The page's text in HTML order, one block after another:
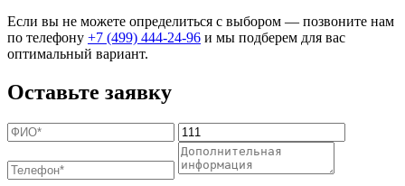
Если вы не можете определиться с выбором — позвоните нам
по телефону +7 (499) 444-24-96 и мы подберем для вас
оптимальный вариант.
Оставьте заявку